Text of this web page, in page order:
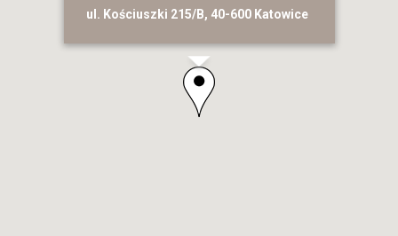
ul. Kościuszki 215/B, 40-600 Katowice